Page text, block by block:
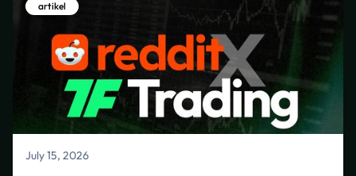
artikel
July 15, 2026